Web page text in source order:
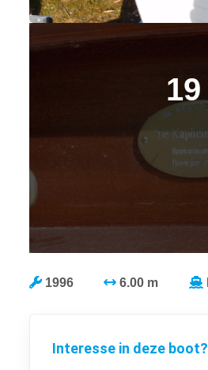
19
1996 6.00 m
Interesse in deze boot?